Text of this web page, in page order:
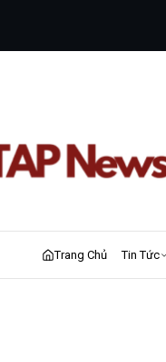
Trang Chủ Tin Tức